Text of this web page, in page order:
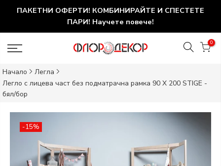
ПАКЕТНИ ОФЕРТИ! КОМБИНИРАЙТЕ И СПЕСТЕТЕ
ПАРИ! Научете повече!
0
Начало
Легла
Легло с лицева част без подматрачна рамка 90 X 200 STIGE -
бял/бор
-15%